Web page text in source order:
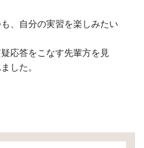
、自分の実習を楽しみたい
応答をこなす先輩方を見
した。